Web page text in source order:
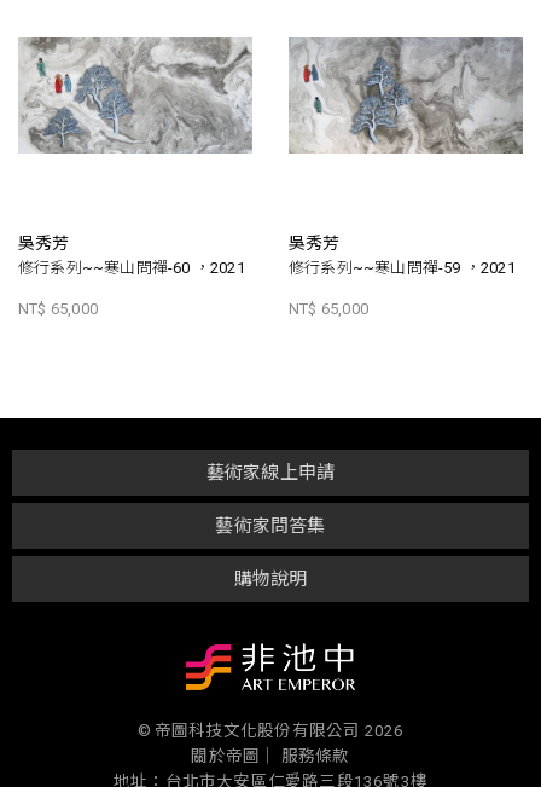
吳秀芳
修行系列~~寒山問禪-60 ，2021
NT$ 65,000
吳秀芳
修行系列~~寒山問禪-59 ，2021
NT$ 65,000
購物說明
藝術家問答集
藝術家線上申請
© 帝圖科技文化股份有限公司 2026
關於帝圖｜
服務條款
地址：台北市大安區仁愛路三段136號3樓